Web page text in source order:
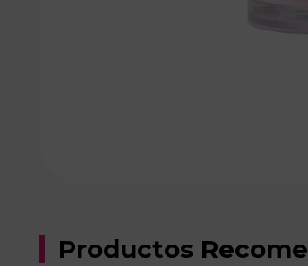
Productos